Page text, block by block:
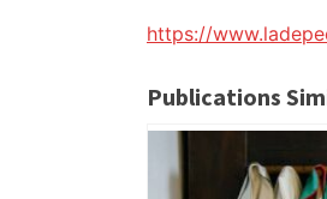
https://
Publications